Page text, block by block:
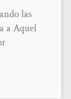
las
a Aquel